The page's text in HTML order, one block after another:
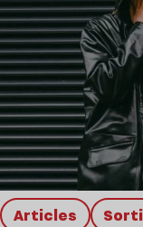
Articles